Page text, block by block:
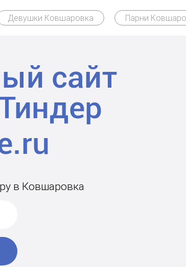
Девушки Ковшаровка Парни
сайт
в Ковшаровка